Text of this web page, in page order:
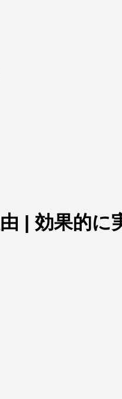
| 効果的に